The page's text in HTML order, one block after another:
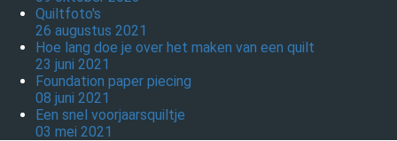
Quiltfoto's
26 augustus 2021
Hoe lang doe je over het maken van een quilt
23 juni 2021
Foundation paper piecing
08 juni 2021
Een snel voorjaarsquiltje
03 mei 2021